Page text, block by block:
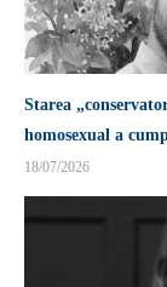
Starea
homosexual a
18/07/2026